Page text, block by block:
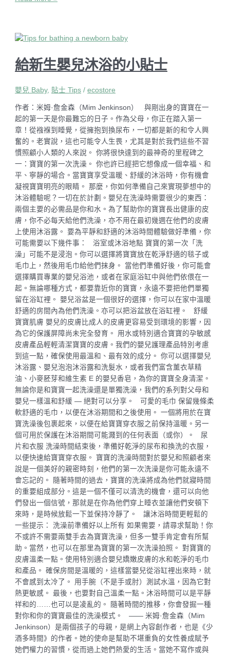
給新生嬰兒沐浴的小貼士
嬰兒 Baby, 貼士 Tips /ecostore
作者：米姆·詹金森（Mim Jenkinson） 與剛出身的寶寶在一
起的第一天是你最難忘的日子。作為父母，你正在踏入第一
章！從襁褓到睡覺，從擁抱到換尿布，一切都是新的和令人興
奮的。老實說，這也可能令人生畏，尤其是對於我們這些不習
慣照顧小人類的人來說。 你將很快達到的最神奇的里程碑之
一：寶寶的第一次洗澡。 你也許已經把它想像成一個幸福、和
平、寧靜的場合。當寶寶享受溫暖、舒緩的沐浴時，你有機會
凝視寶寶明亮的眼睛。 那麼，你如何準備自己來實現夢想中的
沐浴體驗呢？一切在於計劃。嬰兒在洗澡時需要很少的東西：
兩個主要的必需品是你和水。為了幫助你的寶寶長出健康的皮
膚，你不必每天給他們洗澡，亦不用在最初幾週在他們的皮膚
上使用沐浴露。 要為平靜和舒適的沐浴時間體驗做好準備，你
可能需要以下幾件事： 浴室或沐浴地點 寶寶的第一次「洗
澡」可能不是浸泡。你可以選擇將寶寶放在乾淨舒適的毯子或
毛巾上，然後用毛巾給他們抹身。 當他們準備好後，你可能會
選擇購買專業的嬰兒浴池，或者在家庭浴缸中與他們依偎在一
起。無論哪種方式，都要靠近你的寶寶，永遠不要把他們單獨
留在浴缸裡。 嬰兒浴盆是一個很好的選擇，你可以在家中溫暖
舒適的房間內為他們洗澡。亦可以把浴盆放在浴缸裡。 舒緩
寶寶肌膚 嬰兒的皮膚比成人的皮膚更容易受到環境的影響，因
為它的保護屏障尚未完全發育。 用水或特別適合寶寶的孕敏感
皮膚產品輕輕清潔寶寶的皮膚。我們的嬰兒護理產品特別考慮
到這一點，確保使用最溫和、最有效的成分。 你可以選擇嬰兒
沐浴露、嬰兒泡泡沐浴露和洗髮水，或者我們富含薰衣草精
油、小麥胚芽和維生素 E 的嬰兒香皂，為你的寶寶全身清潔。
無論你是和寶寶一起洗澡還是單獨洗澡，我們的系列對父母和
嬰兒一樣溫和舒緩 — 絕對可以分享。 可愛的毛巾 保留幾條柔
軟舒適的毛巾，以便在沐浴期間和之後使用。 一個將用於在寶
寶洗澡後包裹起來，以便在給寶寶穿衣服之前保持溫暖。另一
個可用於保護在沐浴期間可能濺到的任何表面（或你）。 尿
片和衣服 洗澡時間結束後，準備好乾淨的尿布和換洗的衣服，
以便快速給寶寶穿衣服。 寶寶的洗澡時間對於嬰兒和照顧者來
說是一個美好的親密時刻，他們的第一次洗澡是你可能永遠不
會忘記的。 隨著時間的過去，寶寶的洗澡將成為他們就寢時間
的重要組成部分。這是一個不僅可以清洗的機會，還可以向他
們發出一個信號，那就是在你為他們穿上睡衣並讓他們安頓下
來時，是時候放鬆一下並保持冷靜了。 讓沐浴時間更輕鬆的
一些提示： 洗澡前準備好以上所有 如果需要，請尋求幫助！你
不或許不需要兩雙手去為寶寶洗澡，但多一雙手肯定會有所幫
助。當然，也可以在那里為寶寶的第一次洗澡拍照。 對寶寶的
皮膚溫柔一點。使用特別適合嬰兒嬌嫩皮膚的水和乾淨的毛巾
和產品。 確保房間是溫暖的，這樣當嬰兒從浴缸裡出來時，就
不會感到太冷了。 用手腕（不是手或肘）測試水溫，因為它對
熱更敏感。 最後，也要對自己溫柔一點。沐浴時間可以是平靜
祥和的……也可以是凌亂的。 隨著時間的推移，你會發掘一種
對你和你的寶寶最佳的洗澡模式。 —— 米姆·詹金森（Mim
Jenkinson）是兩個孩子的母親，是網上內容創作者，也是《少
酒多時間》的作者。她的使命是幫助不堪重負的女性養成賦予
她們權力的習慣，從而過上她們熱愛的生活。當她不寫作或與